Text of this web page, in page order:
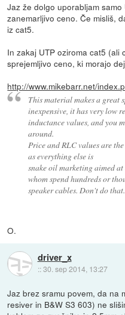
Jaz že dolgo uporabljam
zanemarljivo ceno. Če misliš,
iz cat5.
In zakaj UTP oziroma cat5
sprejemljivo ceno, ki morajo
http://www.mikebarr.net/
This material makes a great
inexpensive, it has very low
inductance values, and you
around.
Price and RLC values are
as everything else is
snake oil marketing aimed
whom spend hundreds or
speaker cables. Don't do that.
O.
driver_x
::30. sep 2014, 13:27
Jaz brez sramu povem, da na
resiver in B&W S3 603) ne